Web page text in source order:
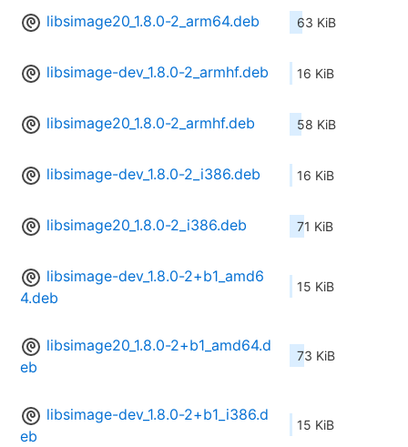
libsimage20_1.8.0-2_arm64.deb 63 KiB
libsimage-dev_1.8.0-2_armhf.deb 16 KiB
libsimage20_1.8.0-2_armhf.deb 58 KiB
libsimage-dev_1.8.0-2_i386.deb 16 KiB
libsimage20_1.8.0-2_i386.deb 71 KiB
libsimage-dev_1.8.0-2+b1_amd6
4.deb
15 KiB
libsimage20_1.8.0-2+b1_amd64.d
eb
73 KiB
libsimage-dev_1.8.0-2+b1_i386.d
eb
15 KiB